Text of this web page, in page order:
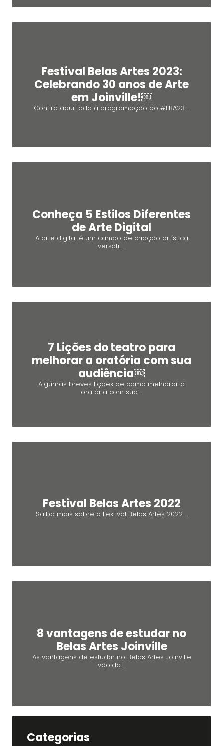
Categorias
Festival Belas Artes 2023:
Celebrando 30 anos de Arte
em Joinville!￼
Confira aqui toda a programação do #FBA23 ...
Conheça 5 Estilos Diferentes
de Arte Digital
A arte digital é um campo de criação artística
versátil ...
7 Lições do teatro para
melhorar a oratória com sua
audiência￼
Algumas breves lições de como melhorar a
oratória com sua ...
Festival Belas Artes 2022
Saiba mais sobre o Festival Belas Artes 2022 ...
8 vantagens de estudar no
Belas Artes Joinville
As vantagens de estudar no Belas Artes Joinville
vão da ...